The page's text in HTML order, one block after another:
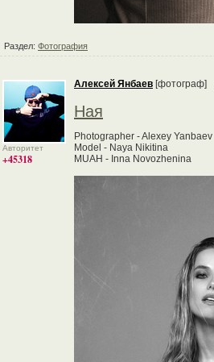
Раздел: Фотография
Авторитет
+45318
Алексей Янбаев [фотограф]
Ная
Photographer - Alexey Yanbaev
Model - Naya Nikitina
MUAH - Inna Novozhenina